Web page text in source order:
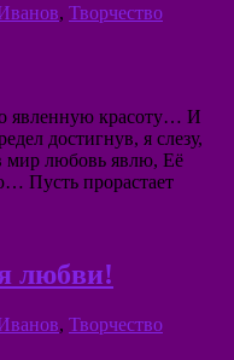
, Творчество
явленную красоту… И
достигнув, я слезу,
любовь явлю, Её
Пусть прорастает
любви!
, Творчество